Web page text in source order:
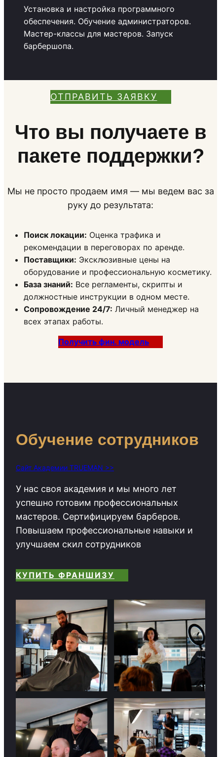
Установка и настройка программного
обеспечения. Обучение администраторов.
Мастер-классы для мастеров. Запуск
барбершопа.
ОТПРАВИТЬ ЗАЯВКУ
Что вы получаете в
пакете поддержки?
Мы не просто продаем имя — мы ведем вас за
руку до результата:
Поиск локации: Оценка трафика и
рекомендации в переговорах по аренде.
Поставщики: Эксклюзивные цены на
оборудование и профессиональную косметику.
База знаний: Все регламенты, скрипты и
должностные инструкции в одном месте.
Сопровождение 24/7: Личный менеджер на
всех этапах работы.
Получить фин. модель
Обучение сотрудников
Сайт Академии TRUEMAN >>
У нас своя академия и мы много лет
успешно готовим профессиональных
мастеров. Сертифицируем барберов.
Повышаем профессиональные навыки и
улучшаем скил сотрудников
КУПИТЬ ФРАНШИЗУ